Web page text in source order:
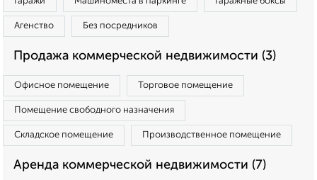
Агенство Без посредников
Продажа коммерческой недвижимости (3)
Офисное помещение Торговое помещение
Помещение свободного назначения
Складское помещение Производственное помещение
Аренда коммерческой недвижимости (7)